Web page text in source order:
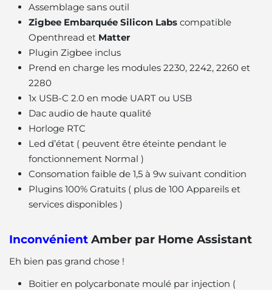
Assemblage sans outil
Zigbee Embarquée Silicon Labs compatible
Openthread et Matter
Plugin Zigbee inclus
Prend en charge les modules 2230, 2242, 2260 et
2280
1x USB-C 2.0 en mode UART ou USB
Dac audio de haute qualité
Horloge RTC
Led d’état ( peuvent être éteinte pendant le
fonctionnement Normal )
Consomation faible de 1,5 à 9w suivant condition
Plugins 100% Gratuits ( plus de 100 Appareils et
services disponibles )
Inconvénient Amber par Home Assistant
Eh bien pas grand chose !
Boitier en polycarbonate moulé par injection (